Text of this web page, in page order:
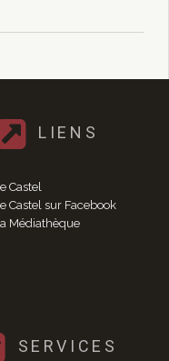
LIENS
le Castel
le Castel sur Facebook
la Médiathèque
SERVICES